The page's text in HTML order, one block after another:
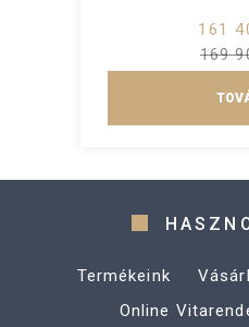
161
169
Termékeink
Online